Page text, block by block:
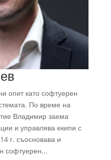
опит като софтуерен
По време на
Владимир заема
и управлява екипи с
г. съосновава и
софтуерен...